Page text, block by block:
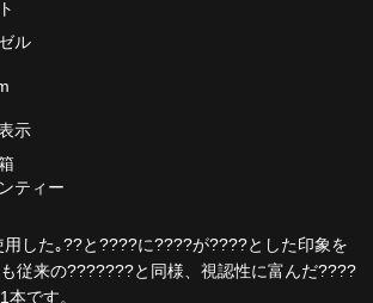
ル
示
ティー
した｡??と????に????が????とした印象を
従来の???????と同様、視認性に富んだ????
です。